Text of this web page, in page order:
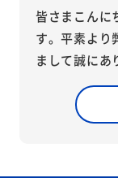
皆さまこんに
す。平素より
まして誠にあ